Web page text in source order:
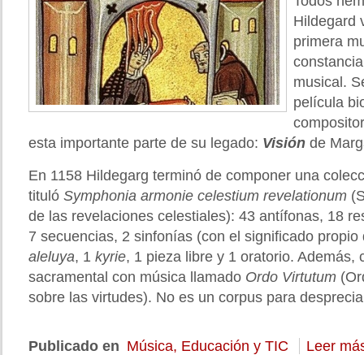
Hildegard
primera
musical.
película
esta importante parte de su legado: Visión de
En 1158 Hildegarg terminó de componer una
tituló Symphonia armonie celestium revelationum
de las revelaciones celestiales): 43 antífonas, 18
7 secuencias, 2 sinfonías (con el significado propio
aleluya, 1 kyrie, 1 pieza libre y 1 oratorio. Además,
sacramental con música llamado Ordo Virtutum
sobre las virtudes). No es un corpus para
Publicado en Música, Educación y TIC Leer